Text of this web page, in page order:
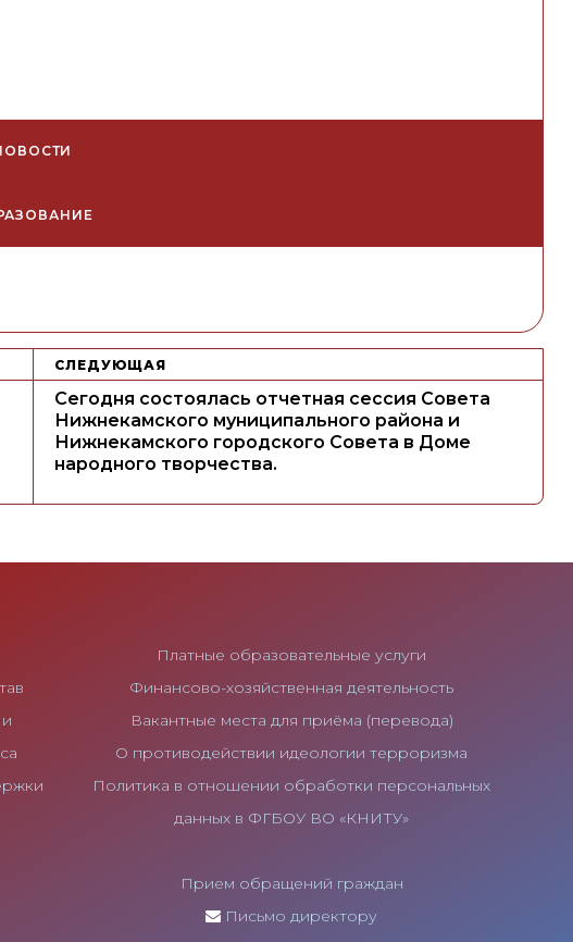
СЛЕДУЮЩАЯ
Сегодня состоялась отчетная сессия Совета
Нижнекамского муниципального района и
Нижнекамского городского Совета в Доме
народного творчества.
Платные образовательные услуги
Финансово-хозяйственная деятельность
Вакантные места для приёма (перевода)
О противодействии идеологии терроризма
Политика в отношении обработки персональных
данных в ФГБОУ ВО «КНИТУ»
Прием обращений граждан
Письмо директору